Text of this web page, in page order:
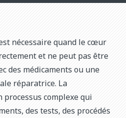
nécessaire quand le cœur
et ne peut pas être
des médicaments ou une
réparatrice. La
complexe qui
des tests, des procédés